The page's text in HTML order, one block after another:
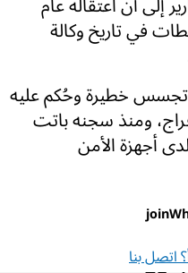
في تاريخ وكالة
تجسس خطيرة وحُكم عليه
ومنذ سجنه باتت
أجهزة الأمن
بنا